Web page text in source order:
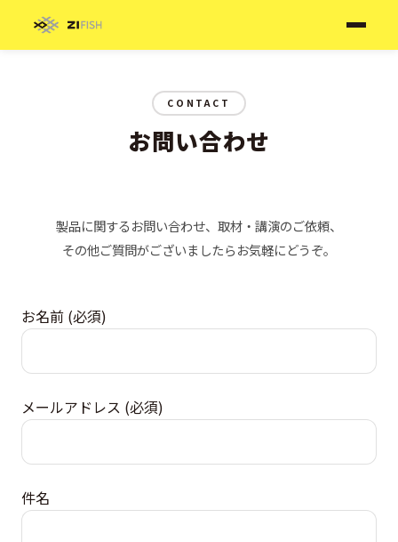
CONTACT
お問い合わせ
製品に関するお問い合わせ、取材・講演のご依頼、
その他ご質問がございましたらお気軽にどうぞ。
お名前 (必須)
メールアドレス (必須)
件名